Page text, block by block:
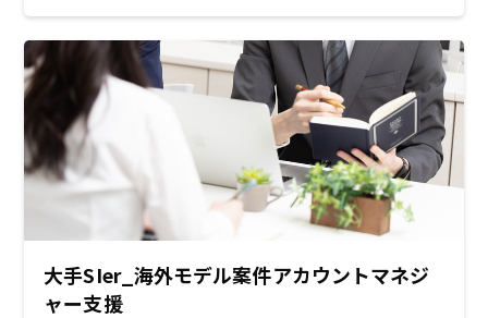
大手SIer_海外モデル案件アカウントマネジ
ャー支援